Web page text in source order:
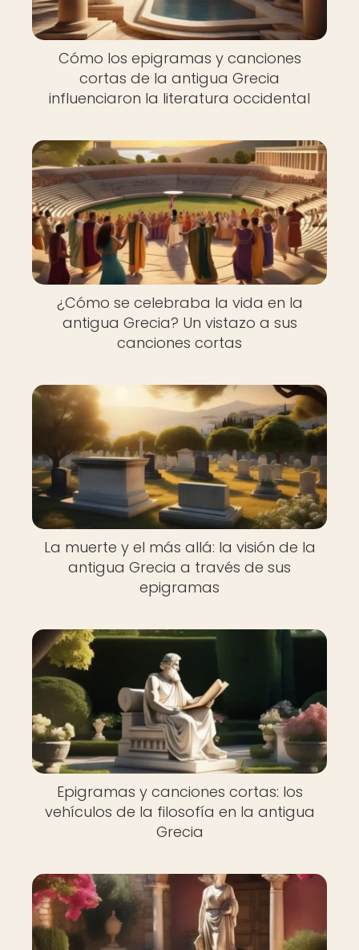
Cómo los epigramas y canciones
cortas de la antigua Grecia
influenciaron la literatura occidental
¿Cómo se celebraba la vida en la
antigua Grecia? Un vistazo a sus
canciones cortas
La muerte y el más allá: la visión de la
antigua Grecia a través de sus
epigramas
Epigramas y canciones cortas: los
vehículos de la filosofía en la antigua
Grecia